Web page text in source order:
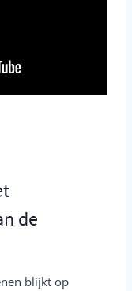
de
blijkt op